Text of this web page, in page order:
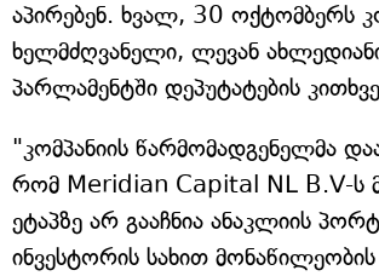
აპირებენ. ხვალ, 30 ოქტომბერს
ხელმძღვანელი, ლევან
პარლამენტში დეპუტატების
"კომპანიის წარმომადგენელმა
რომ Meridian Capital NL B.V-ს
ეტაპზე არ გააჩნია ანაკლიის
ინვესტორის სახით მონაწილეობის